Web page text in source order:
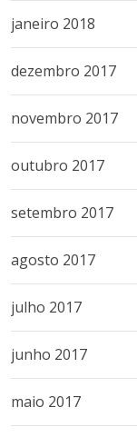
janeiro 2018
dezembro 2017
novembro 2017
outubro 2017
setembro 2017
agosto 2017
julho 2017
junho 2017
maio 2017